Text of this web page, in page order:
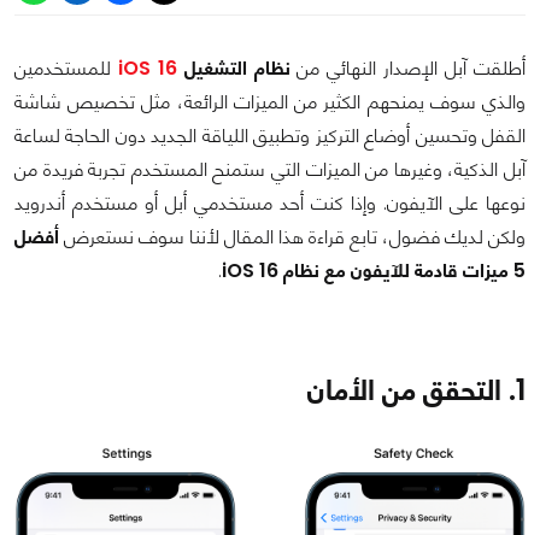
أطلقت آبل الإصدار النهائي من نظام التشغيلiOS 16 للمستخدمين
والذي سوف يمنحهم الكثير من الميزات الرائعة، مثل تخصيص شاشة
القفل وتحسين أوضاع التركيز وتطبيق اللياقة الجديد دون الحاجة لساعة
آبل الذكية، وغيرها من الميزات التي ستمنح المستخدم تجربة فريدة من
نوعها على الآيفون. وإذا كنت أحد مستخدمي أبل أو مستخدم أندرويد
ولكن لديك فضول، تابع قراءة هذا المقال لأننا سوف نستعرضأفضل
5 ميزات قادمة للآيفون مع نظام iOS 16
.
1. التحقق من الأمان